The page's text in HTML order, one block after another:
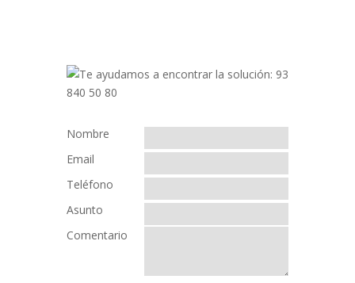
Nombre
Email
Teléfono
Asunto
Comentario